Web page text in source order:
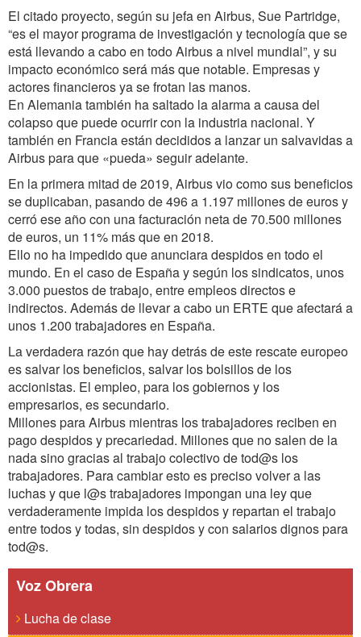
El citado proyecto, según su jefa en Airbus, Sue Partridge,
“es el mayor programa de investigación y tecnología que se
está llevando a cabo en todo Airbus a nivel mundial”, y su
impacto económico será más que notable. Empresas y
actores financieros ya se frotan las manos.
En Alemania también ha saltado la alarma a causa del
colapso que puede ocurrir con la industria nacional. Y
también en Francia están decididos a lanzar un salvavidas a
Airbus para que «pueda» seguir adelante.
En la primera mitad de 2019, Airbus vio como sus beneficios
se duplicaban, pasando de 496 a 1.197 millones de euros y
cerró ese año con una facturación neta de 70.500 millones
de euros, un 11% más que en 2018.
Ello no ha impedido que anunciara despidos en todo el
mundo. En el caso de España y según los sindicatos, unos
3.000 puestos de trabajo, entre empleos directos e
indirectos. Además de llevar a cabo un ERTE que afectará a
unos 1.200 trabajadores en España.
La verdadera razón que hay detrás de este rescate europeo
es salvar los beneficios, salvar los bolsillos de los
accionistas. El empleo, para los gobiernos y los
empresarios, es secundario.
Millones para Airbus mientras los trabajadores reciben en
pago despidos y precariedad. Millones que no salen de la
nada sino gracias al trabajo colectivo de tod@s los
trabajadores. Para cambiar esto es preciso volver a las
luchas y que l@s trabajadores impongan una ley que
verdaderamente impida los despidos y repartan el trabajo
entre todos y todas, sin despidos y con salarios dignos para
tod@s.
Voz Obrera
Lucha de clase